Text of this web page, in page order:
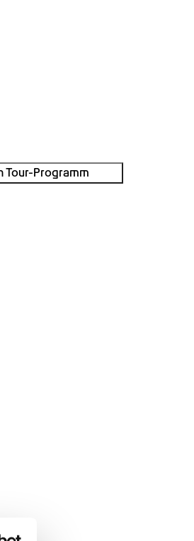
Tour-Programm